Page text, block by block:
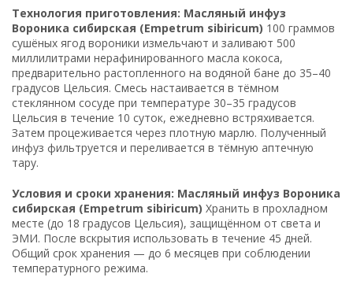
Технология приготовления: Масляный инфуз
Вороника сибирская (Empetrum sibiricum) 100 граммов
сушёных ягод вороники измельчают и заливают 500
миллилитрами нерафинированного масла кокоса,
предварительно растопленного на водяной бане до 35–40
градусов Цельсия. Смесь настаивается в тёмном
стеклянном сосуде при температуре 30–35 градусов
Цельсия в течение 10 суток, ежедневно встряхивается.
Затем процеживается через плотную марлю. Полученный
инфуз фильтруется и переливается в тёмную аптечную
тару.
Условия и сроки хранения: Масляный инфуз Вороника
сибирская (Empetrum sibiricum) Хранить в прохладном
месте (до 18 градусов Цельсия), защищённом от света и
ЭМИ. После вскрытия использовать в течение 45 дней.
Общий срок хранения — до 6 месяцев при соблюдении
температурного режима.